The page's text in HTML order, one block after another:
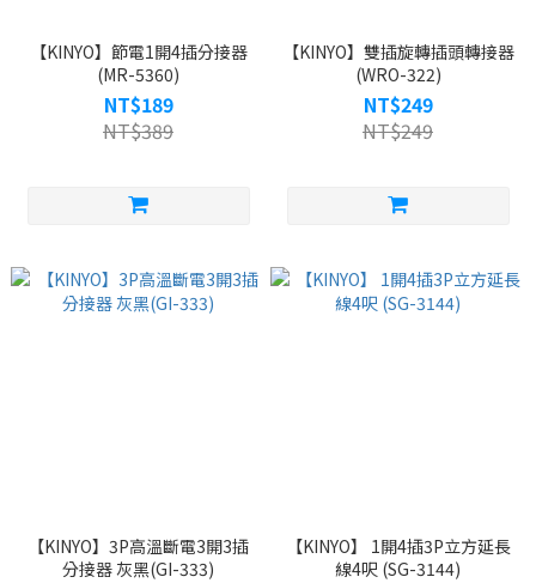
【KINYO】節電1開4插分接器
(MR-5360)
NT$189
NT$389
【KINYO】雙插旋轉插頭轉接器
(WRO-322)
NT$249
NT$249
【KINYO】3P高溫斷電3開3插
分接器 灰黑(GI-333)
【KINYO】 1開4插3P立方延長
線4呎 (SG-3144)